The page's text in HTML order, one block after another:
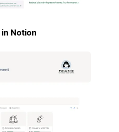
Notion